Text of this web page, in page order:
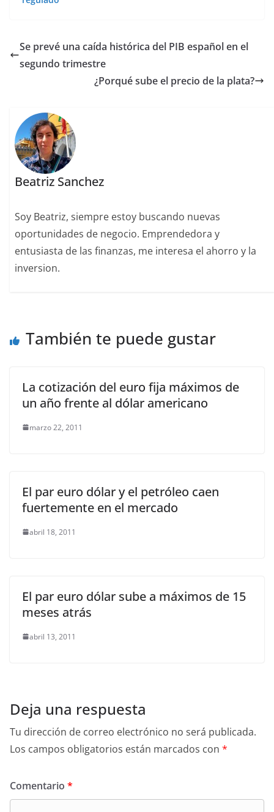
Se prevé una caída histórica del PIB español en el
segundo trimestre
¿Porqué sube el precio de la plata?
Beatriz Sanchez
Soy Beatriz, siempre estoy buscando nuevas
oportunidades de negocio. Emprendedora y
entusiasta de las finanzas, me interesa el ahorro y la
inversion.
También te puede gustar
La cotización del euro fija máximos de
un año frente al dólar americano
marzo 22, 2011
El par euro dólar y el petróleo caen
fuertemente en el mercado
abril 18, 2011
El par euro dólar sube a máximos de 15
meses atrás
abril 13, 2011
Deja una respuesta
Tu dirección de correo electrónico no será publicada.
Los campos obligatorios están marcados con *
Comentario *